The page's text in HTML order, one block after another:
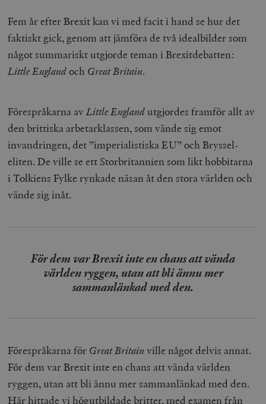
Fem år efter Brexit kan vi med facit i hand se hur det
faktiskt gick, genom att jämföra de två idealbilder som
något summariskt utgjorde teman i Brexitdebatten:
Little Englandoch Great Britain.
Förespråkarna avLittle England utgjordes framför allt av
den brittiska arbetarklassen, som vände sig emot
invandringen, det ”imperialistiska EU” och Bryssel-
eliten. De ville se ett Storbritannien som likt hobbitarna
i Tolkiens Fylke rynkade näsan åt den stora världen och
vände sig inåt.
För dem var Brexit inte en chans att vända
världen ryggen, utan att bli ännu mer
sammanlänkad med den.
Förespråkarna för Great Britainville något delvis annat.
För dem var Brexit inte en chans att vända världen
ryggen, utan att bli ännu mer sammanlänkad med den.
Här hittade vi högutbildade britter, med examen från